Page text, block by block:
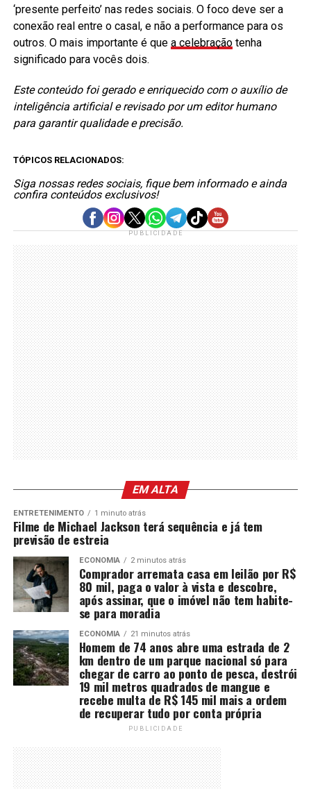
‘presente perfeito’ nas redes sociais. O foco deve ser a
conexão real entre o casal, e não a performance para os
outros. O mais importante é que a celebraçãotenha
significado para vocês dois.
Este conteúdo foi gerado e enriquecido com o auxílio de
inteligência artificial e revisado por um editor humano
para garantir qualidade e precisão.
TÓPICOS RELACIONADOS:
Siga nossas redes sociais, fique bem informado e ainda
confira conteúdos exclusivos!
PUBLICIDADE
EM ALTA
ENTRETENIMENTO 1 minuto atrás
Filme de Michael Jackson terá sequência e já tem
previsão de estreia
ECONOMIA 2 minutos atrás
Comprador arremata casa em leilão por R$
80 mil, paga o valor à vista e descobre,
após assinar, que o imóvel não tem habite-
se para moradia
ECONOMIA 21 minutos atrás
Homem de 74 anos abre uma estrada de 2
km dentro de um parque nacional só para
chegar de carro ao ponto de pesca, destrói
19 mil metros quadrados de mangue e
recebe multa de R$ 145 mil mais a ordem
de recuperar tudo por conta própria
PUBLICIDADE